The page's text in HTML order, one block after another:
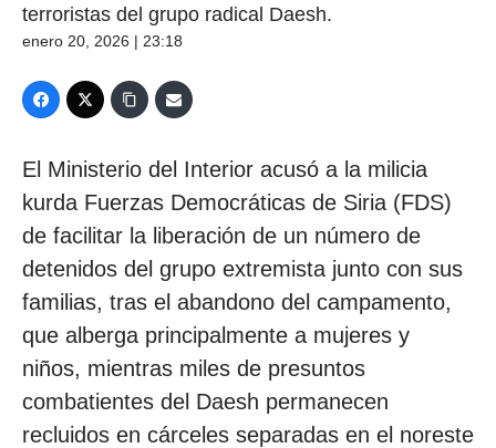
terroristas del grupo radical Daesh.
enero 20, 2026 | 23:18
El Ministerio del Interior acusó a la milicia
kurda Fuerzas Democráticas de Siria (FDS)
de facilitar la liberación de un número de
detenidos del grupo extremista junto con sus
familias, tras el abandono del campamento,
que alberga principalmente a mujeres y
niños, mientras miles de presuntos
combatientes del Daesh permanecen
recluidos en cárceles separadas en el noreste